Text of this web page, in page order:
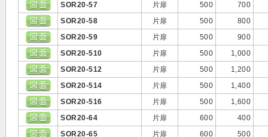
SOR20-57
片扉 500
700
SOR20-58
片扉 500
800
SOR20-59
片扉 500
900
SOR20-510
片扉 500
1,000
SOR20-512
片扉 500
1,200
SOR20-514
片扉 500
1,400
SOR20-516
片扉 500
1,600
SOR20-64
片扉 600
400
SOR20-65
片扉 600
500